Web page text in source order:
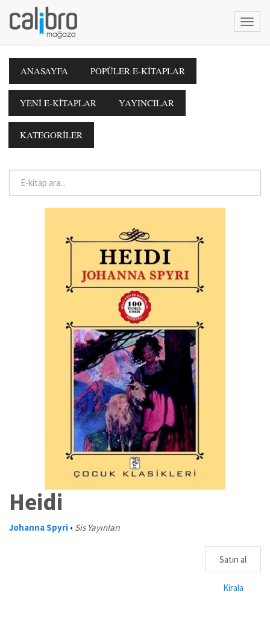
ANASAYFA POPÜLER E-KİTAPLAR
YENİ E-KİTAPLAR YAYINCILAR
KATEGORİLER
Heidi
Johanna Spyri • Sis Yayınları
Satın al
Kirala